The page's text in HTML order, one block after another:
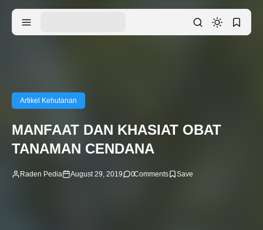
Artikel Kehutanan
MANFAAT DAN KHASIAT OBAT
TANAMAN CENDANA
Raden Pedia August 29, 2019 0Comments